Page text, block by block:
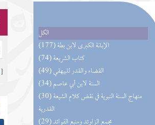
الكل
(177) الإبانة الكبرى لابن بطة
(74) كتاب الشريعة
(49) القضاء والقدر للبيهقي
(34) السنة لابن أبي عاصم
(30) منهاج السنة النبوية في نقض كلام الشيعة
القدرية